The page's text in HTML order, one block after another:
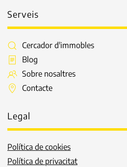
Serveis
Cercador d'immobles
Blog
Sobre nosaltres
Contacte
Legal
Política de cookies
Política de privacitat